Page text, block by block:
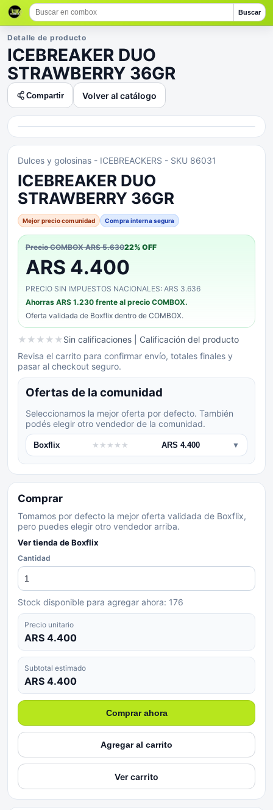
Buscar
Detalle de producto
ICEBREAKER DUO
STRAWBERRY 36GR
Compartir Volver al catálogo
Dulces y golosinas - ICEBREACKERS - SKU 86031
ICEBREAKER DUO
STRAWBERRY 36GR
Mejor precio comunidad Compra interna segura
Precio COMBOXARS 5.63022% OFF
ARS 4.400
PRECIO SIN IMPUESTOS NACIONALES: ARS 3.636
Ahorras ARS 1.230 frente al precio COMBOX.
Oferta validada de Boxflix dentro de COMBOX.
★ ★ ★ ★ ★Sin calificaciones | Calificación del producto
Revisa el carrito para confirmar envío, totales finales y
pasar al checkout seguro.
Ofertas de la comunidad
Seleccionamos la mejor oferta por defecto. También
podés elegir otro vendedor de la comunidad.
Boxflix ★ ★ ★ ★ ★ ARS 4.400 ▼
Comprar
Tomamos por defecto la mejor oferta validada de Boxflix,
pero puedes elegir otro vendedor arriba.
Ver tienda deBoxflix
Cantidad
Stock disponible para agregar ahora: 176
Precio unitario
ARS 4.400
Subtotal estimado
ARS 4.400
Comprar ahora
Agregar al carrito
Ver carrito